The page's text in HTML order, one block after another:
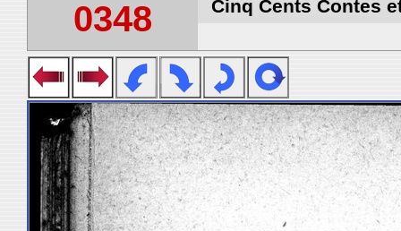
0348 Cinq Cents Contes